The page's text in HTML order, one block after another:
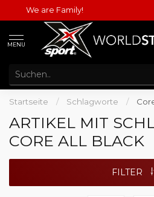
We are Family!
MENU
Startseite / Schlagworte /
ARTIKEL MIT
CORE ALL BLACK
FILTER